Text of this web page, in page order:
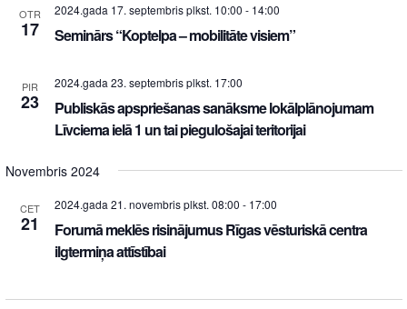
OTR
17
2024.gada 17. septembris plkst. 10:00 - 14:00
Seminārs “Koptelpa – mobilitāte visiem”
PIR
23
2024.gada 23. septembris plkst. 17:00
Publiskās apspriešanas sanāksme lokālplānojumam
Līvciema ielā 1 un tai piegulošajai teritorijai
Novembris 2024
CET
21
2024.gada 21. novembris plkst. 08:00 - 17:00
Forumā meklēs risinājumus Rīgas vēsturiskā centra
ilgtermiņa attīstībai